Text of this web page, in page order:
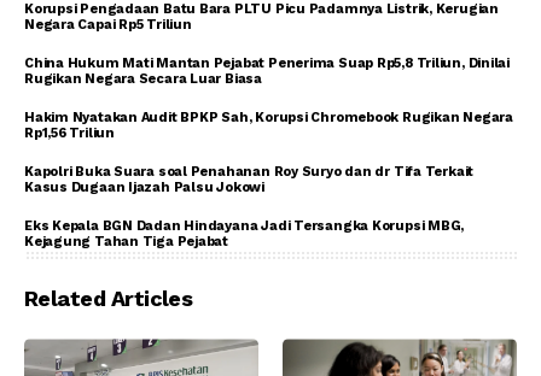
Korupsi Pengadaan Batu Bara PLTU Picu Padamnya Listrik, Kerugian
Negara Capai Rp5 Triliun
China Hukum Mati Mantan Pejabat Penerima Suap Rp5,8 Triliun, Dinilai
Rugikan Negara Secara Luar Biasa
Hakim Nyatakan Audit BPKP Sah, Korupsi Chromebook Rugikan Negara
Rp1,56 Triliun
Kapolri Buka Suara soal Penahanan Roy Suryo dan dr Tifa Terkait
Kasus Dugaan Ijazah Palsu Jokowi
Eks Kepala BGN Dadan Hindayana Jadi Tersangka Korupsi MBG,
Kejagung Tahan Tiga Pejabat
Related Articles